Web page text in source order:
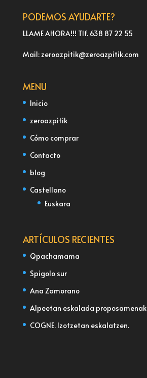
PODEMOS AYUDARTE?
LLAME AHORA!!! Tlf. 638 87 22 55
Mail: zeroazpitik@zeroazpitik.com
MENU
Inicio
zeroazpitik
Cómo comprar
Contacto
blog
Castellano
Euskara
ARTÍCULOS RECIENTES
Qpachamama
Spigolo sur
Ana Zamorano
Alpeetan eskalada proposamenak
COGNE. Izotzetan eskalatzen.